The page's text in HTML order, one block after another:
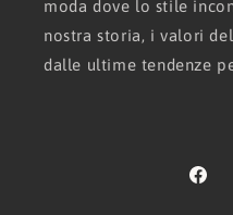
moda dove lo stile
nostra storia, i valori
dalle ultime tendenze